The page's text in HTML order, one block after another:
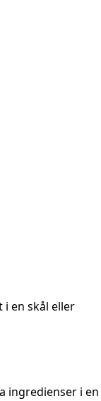
en skål eller
ingredienser i en